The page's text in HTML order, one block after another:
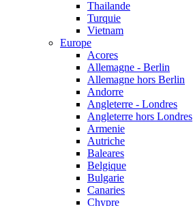
Thailande
Turquie
Vietnam
Europe
Acores
Allemagne - Berlin
Allemagne hors Berlin
Andorre
Angleterre - Londres
Angleterre hors Londres
Armenie
Autriche
Baleares
Belgique
Bulgarie
Canaries
Chypre